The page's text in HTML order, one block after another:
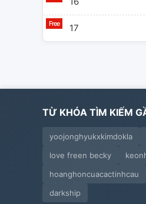
17
TỪ KHÓA TÌM KIẾM
yoojonghyukxkimdokla
love freen becky
hoanghoncuacactinhcau
darkship